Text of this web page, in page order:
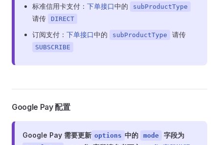
标准信用卡支付： 下单接口中的 subProductType
请传 DIRECT
订阅支付： 下单接口中的 subProductType 请传
SUBSCRIBE
Google Pay 配置
Google Pay 需要更新 options 中的 mode 字段为